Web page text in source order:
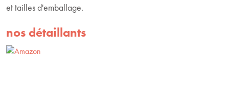
et tailles d'emballage.
nos détaillants